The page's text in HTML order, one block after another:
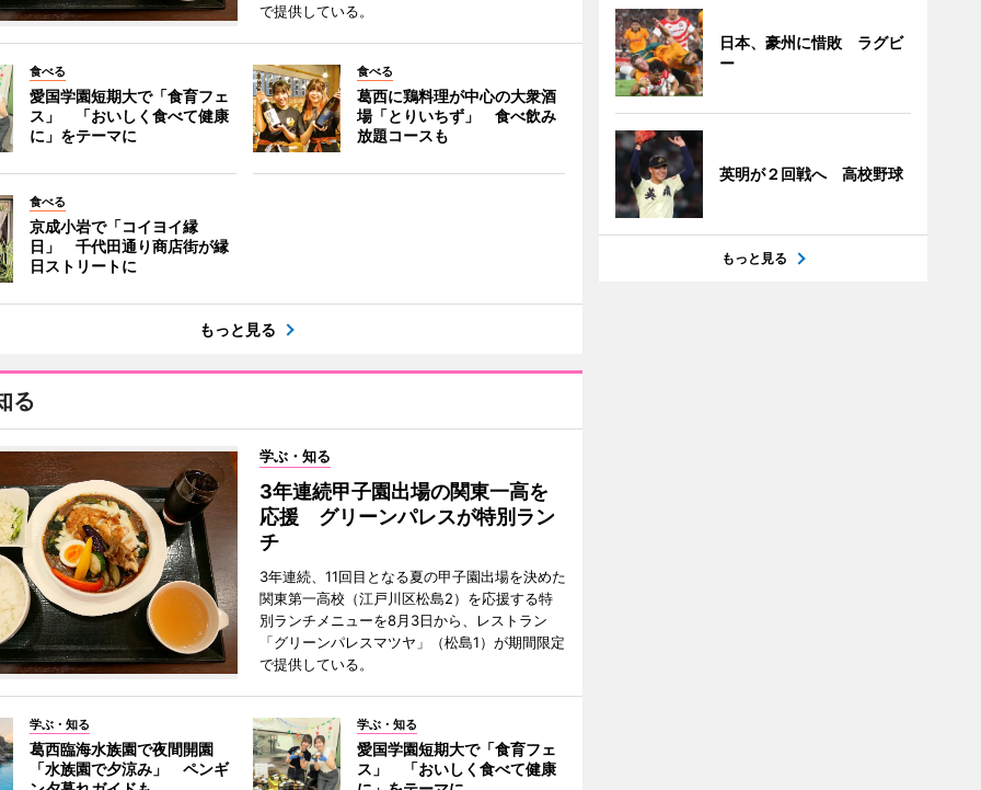
で提供している。
食べる
愛国学園短期大で「食育フェ
ス」 「おいしく食べて健康
に」をテーマに
食べる
葛西に鶏料理が中心の大衆酒
場「とりいちず」 食べ飲み
放題コースも
食べる
京成小岩で「コイヨイ縁
日」 千代田通り商店街が縁
日ストリートに
もっと見る
る
学ぶ・知る
3年連続甲子園出場の関東一高を
応援 グリーンパレスが特別ラン
チ
3年連続、11回目となる夏の甲子園出場を決めた
関東第一高校（江戸川区松島2）を応援する特
別ランチメニューを8月3日から、レストラン
「グリーンパレスマツヤ」（松島1）が期間限定
で提供している。
学ぶ・知る
葛西臨海水族園で夜間開園
「水族園で夕涼み」 ペンギ
学ぶ・知る
愛国学園短期大で「食育フェ
ス」 「おいしく食べて健康
日本、豪州に惜敗 ラグビ
ー
英明が２回戦へ 高校野球
もっと見る